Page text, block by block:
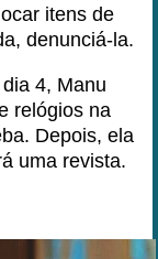
itens de
denunciá-la.
4, Manu
relógios na
Depois, ela
uma revista.